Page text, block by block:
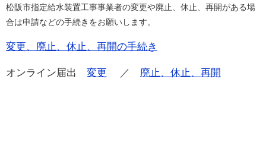
松阪市指定給水装置工事事業者の変更や廃止、休止、再開がある場
合は申請などの手続きをお願いします。
変更、廃止、休止、再開の手続き
オンライン届出 変更 ／​ 廃止、休止、再開